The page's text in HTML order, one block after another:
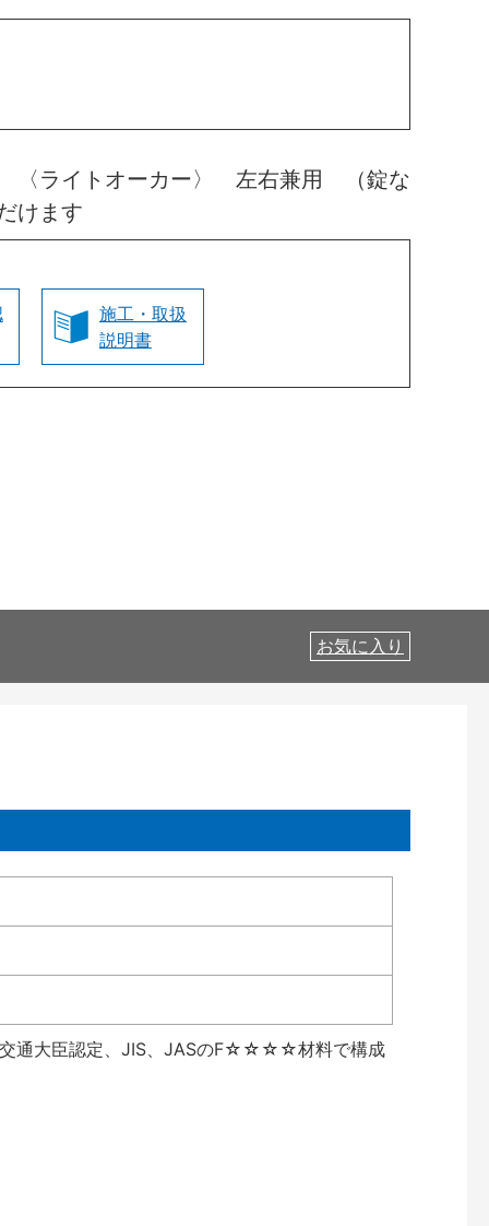
ライトオーカー〉 左右兼用 （錠な
けます
施工・取扱
説明書
お気に入り
交通大臣認定、JIS、JASのF☆☆☆☆材料で構成